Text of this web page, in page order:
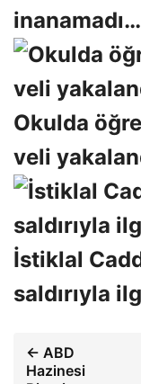
inanamadı…
Okulda
veli
İstiklal
saldırıyla
← ABD
Hazinesi